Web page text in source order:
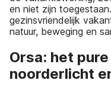
en niet zijn
gezinsvriendelijk
natuur, beweging en
Orsa: het
noorderlicht